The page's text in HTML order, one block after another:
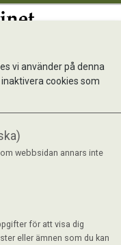
vi använder på denna
cookies som
webbsidan annars inte
för att visa dig
eller ämnen som du kan